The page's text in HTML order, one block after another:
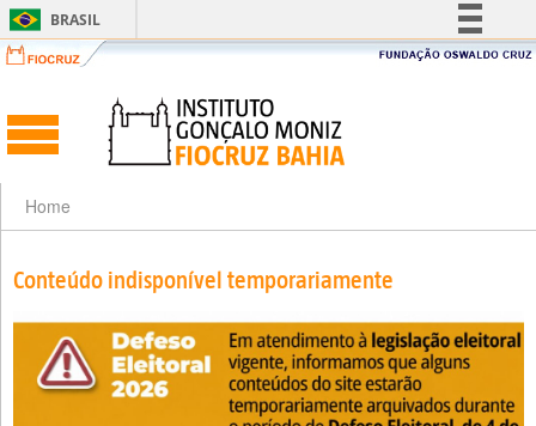
BRASIL
Simplifique!
Acesso à informação
Canais
Home
Conteúdo indisponível temporariamente